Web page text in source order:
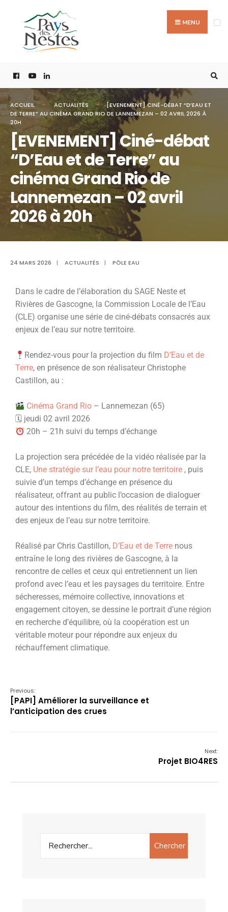
MENU
ACCUEIL ACTUALITÉS
[EVENEMENT] CINÉ-DÉBAT “D’EAU ET
DE TERRE” AU CINÉMA GRAND RIO DE LANNEMEZAN – 02 AVRIL 2026 À
20H
[EVENEMENT] Ciné-débat
“D’Eau et de Terre” au
cinéma Grand Rio de
Lannemezan – 02 avril
2026 à 20h
24 MARS 2026 | ACTUALITÉS | PÔLE EAU
Dans le cadre de l’élaboration du SAGE Neste et
Rivières de Gascogne, la Commission Locale de l’Eau
(CLE) organise une série de ciné-débats consacrés aux
enjeux de l’eau sur notre territoire.
Rendez-vous pour la projection du film D’Eau et de
Terre, en présence de son réalisateur Christophe
Castillon, au :
Cinéma Grand Rio – Lannemezan (65)
🗓 jeudi 02 avril 2026
20h – 21h suivi du temps d’échange
La projection sera précédée de la vidéo réalisée par la
CLE, Une stratégie sur l’eau pour notre territoire , puis
suivie d’un temps d’échange en présence du
réalisateur, offrant au public l’occasion de dialoguer
autour des intentions du film, des réalités de terrain et
des enjeux de l’eau sur notre territoire.
Réalisé par Chris Castillon, D’Eau et de Terre nous
entraîne le long des rivières de Gascogne, à la
rencontre de celles et ceux qui entretiennent un lien
profond avec l’eau et les paysages du territoire. Entre
sécheresses, mémoire collective, innovations et
engagement citoyen, se dessine le portrait d’une région
en recherche d’équilibre, où la coopération est un
véritable moteur pour répondre aux enjeux du
réchauffement climatique.
Previous:
[PAPI] Améliorer la surveillance et
l’anticipation des crues
Next:
Projet BIO4RES
Chercher